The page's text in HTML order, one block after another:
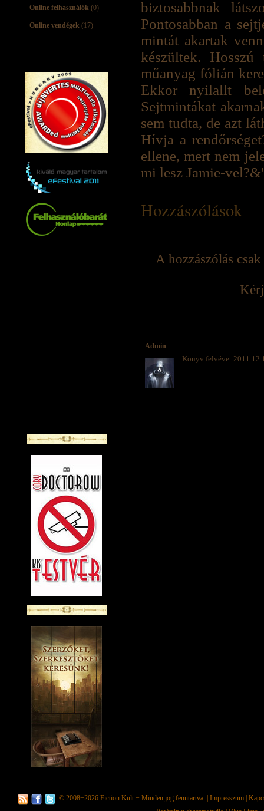
Online felhasználók (0)
Online vendégek (17)
biztosabbnak
Pontosabban a
mintát akartak
készültek.
műanyag fólián
Ekkor nyilallt
Sejtmintákat
sem tudta, de azt
Hívja a
ellene, mert nem
mi lesz Jamie-
Hozzászólások
A hozzászólás
Admin
Könyv felvéve:
© 2008−2026 Fiction Kult − Minden jog fenntartva. | Impresszum